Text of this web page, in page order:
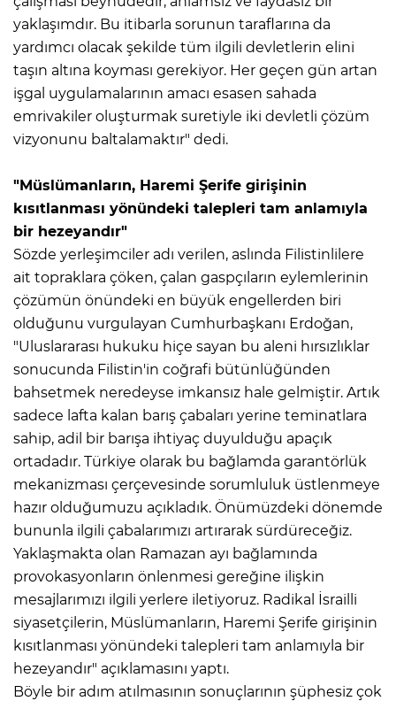
yaklaşımdır. Bu itibarla sorunun taraflarına da
yardımcı olacak şekilde tüm ilgili devletlerin elini
taşın altına koyması gerekiyor. Her geçen gün artan
işgal uygulamalarının amacı esasen sahada
emrivakiler oluşturmak suretiyle iki devletli çözüm
vizyonunu baltalamaktır" dedi.
"Müslümanların, Haremi Şerife girişinin
kısıtlanması yönündeki talepleri tam anlamıyla
bir hezeyandır"
Sözde yerleşimciler adı verilen, aslında Filistinlilere
ait topraklara çöken, çalan gaspçıların eylemlerinin
çözümün önündeki en büyük engellerden biri
olduğunu vurgulayan Cumhurbaşkanı Erdoğan,
"Uluslararası hukuku hiçe sayan bu aleni hırsızlıklar
sonucunda Filistin'in coğrafi bütünlüğünden
bahsetmek neredeyse imkansız hale gelmiştir. Artık
sadece lafta kalan barış çabaları yerine teminatlara
sahip, adil bir barışa ihtiyaç duyulduğu apaçık
ortadadır. Türkiye olarak bu bağlamda garantörlük
mekanizması çerçevesinde sorumluluk üstlenmeye
hazır olduğumuzu açıkladık. Önümüzdeki dönemde
bununla ilgili çabalarımızı artırarak sürdüreceğiz.
Yaklaşmakta olan Ramazan ayı bağlamında
provokasyonların önlenmesi gereğine ilişkin
mesajlarımızı ilgili yerlere iletiyoruz. Radikal İsrailli
siyasetçilerin, Müslümanların, Haremi Şerife girişinin
kısıtlanması yönündeki talepleri tam anlamıyla bir
hezeyandır" açıklamasını yaptı.
Böyle bir adım atılmasının sonuçlarının şüphesiz çok